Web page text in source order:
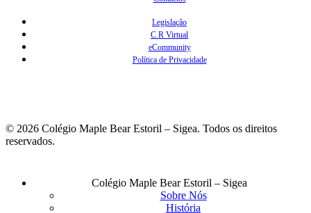
Legislação
C R Virtual
eCommunity
Política de Privacidade
© 2026 Colégio Maple Bear Estoril – Sigea. Todos os direitos
reservados.
Fechar
Colégio Maple Bear Estoril – Sigea
Sobre Nós
História